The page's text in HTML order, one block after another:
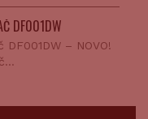
DF001DW
– NOVO!